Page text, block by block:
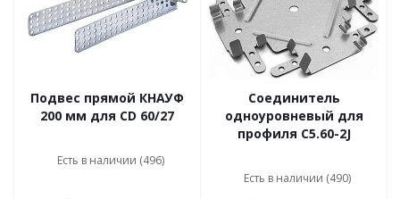
Подвес прямой КНАУФ
200 мм для CD 60/27
Есть в наличии (496)
Соединитель
одноуровневый для
профиля С5.60-2J
Есть в наличии (490)